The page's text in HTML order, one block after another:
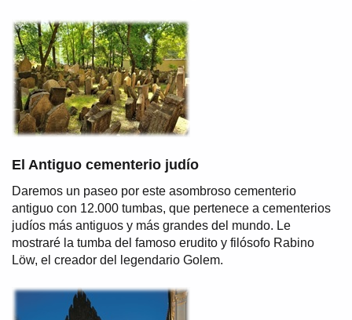
El Antiguo cementerio judío
Daremos un paseo por este asombroso cementerio
antiguo con 12.000 tumbas, que pertenece a cementerios
judíos más antiguos y más grandes del mundo. Le
mostraré la tumba del famoso erudito y filósofo Rabino
Löw, el creador del legendario Golem.